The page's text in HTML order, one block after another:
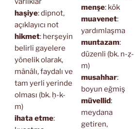
haşiye: dipnot,
açıklayıcı not
hikmet: herşeyin
belirli gayelere
yönelik olarak,
mânâlı, faydalı ve
tam yerli yerinde
olması (bk. ḥ-k-
m)
ihata etme:
menşe: kök
muavenet:
yardımlaşma
muntazam:
düzenli (bk. n-ẓ-
m)
musahhar:
boyun eğmiş
müvellid:
meydana
getiren,